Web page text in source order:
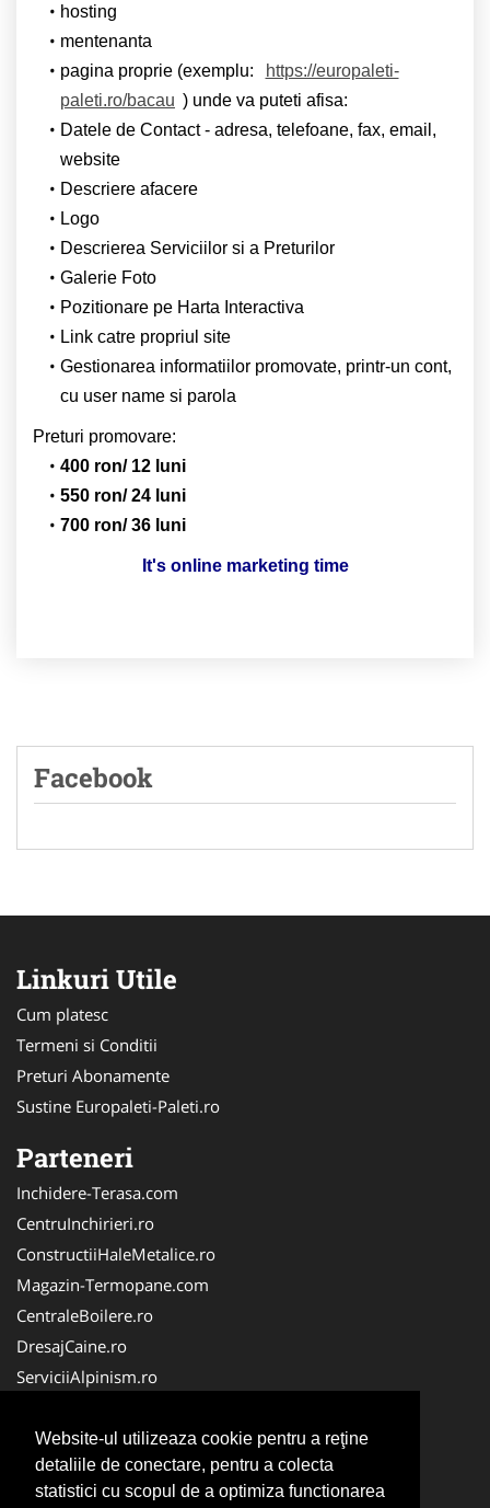
Website-ul utilizeaza cookie pentru a reţine
detaliile de conectare, pentru a colecta
statistici cu scopul de a optimiza functionarea
hosting
mentenanta
pagina proprie (exemplu:
https://europaleti-
paleti.ro/bacau ) unde va puteti afisa:
Datele de Contact - adresa, telefoane, fax, email,
website
Descriere afacere
Logo
Descrierea Serviciilor si a Preturilor
Galerie Foto
Pozitionare pe Harta Interactiva
Link catre propriul site
Gestionarea informatiilor promovate, printr-un cont,
cu user name si parola
Preturi promovare:
400 ron/ 12 luni
550 ron/ 24 luni
700 ron/ 36 luni
It's online marketing time
Facebook
Linkuri Utile
Cum platesc
Termeni si Conditii
Preturi Abonamente
Sustine Europaleti-Paleti.ro
Parteneri
Inchidere-Terasa.com
CentruInchirieri.ro
ConstructiiHaleMetalice.ro
Magazin-Termopane.com
CentraleBoilere.ro
DresajCaine.ro
ServiciiAlpinism.ro
Alpinist-Utilitar.com
CuratenieSpatiiComerciale.ro
FirmaTractariAuto.ro